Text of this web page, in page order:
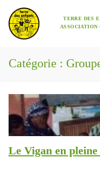
contenu
TERRE DES
ASSOCIATION
Catégorie :
Le Vigan en